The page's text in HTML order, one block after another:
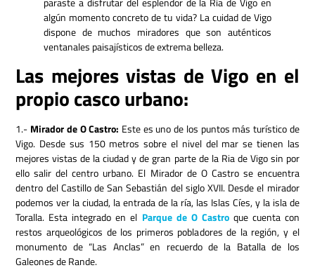
algún momento concreto de tu vida? La cuidad de Vigo
dispone de muchos miradores que son auténticos
ventanales paisajísticos de extrema belleza.
Las mejores vistas de Vigo en el
propio casco urbano:
1.- Mirador de O Castro: Este es uno de los puntos más turístico de
Vigo. Desde sus 150 metros sobre el nivel del mar se tienen las
mejores vistas de la ciudad y de gran parte de la Ria de Vigo sin por
ello salir del centro urbano. El Mirador de O Castro se encuentra
dentro del Castillo de San Sebastián del siglo XVII. Desde el mirador
podemos ver la ciudad, la entrada de la ría, las Islas Cíes, y la isla de
Toralla. Esta integrado en el Parque de O Castroque cuenta con
restos arqueológicos de los primeros pobladores de la región, y el
monumento de “Las Anclas” en recuerdo de la Batalla de los
Galeones de Rande.